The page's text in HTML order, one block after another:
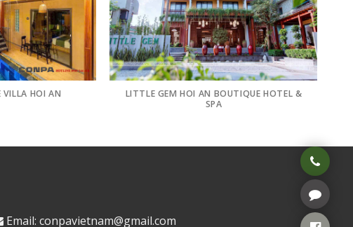
VILLA HOI AN
LITTLE GEM HOI AN BOUTIQUE HOTEL &
SPA
Email: conpavietnam@gmail.com